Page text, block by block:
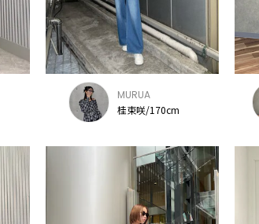
MURUA
桂束咲/170cm